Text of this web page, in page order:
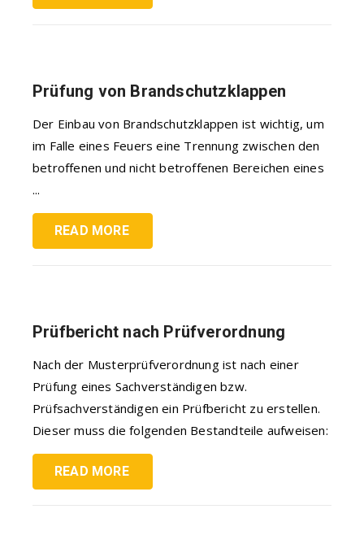
Prüfung von Brandschutzklappen
Der Einbau von Brandschutzklappen ist wichtig, um
im Falle eines Feuers eine Trennung zwischen den
betroffenen und nicht betroffenen Bereichen eines
...
READ MORE
Prüfbericht nach Prüfverordnung
Nach der Musterprüfverordnung ist nach einer
Prüfung eines Sachverständigen bzw.
Prüfsachverständigen ein Prüfbericht zu erstellen.
Dieser muss die folgenden Bestandteile aufweisen:
READ MORE